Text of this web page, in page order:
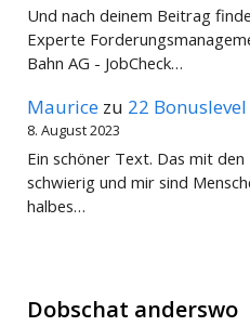
Und nach deinem Beitrag
Experte
Bahn AG - JobCheck…
Maurice zu 22
8. August 2023
Ein schöner Text. Das mit den
schwierig und mir sind
halbes…
Dobschat anderswo